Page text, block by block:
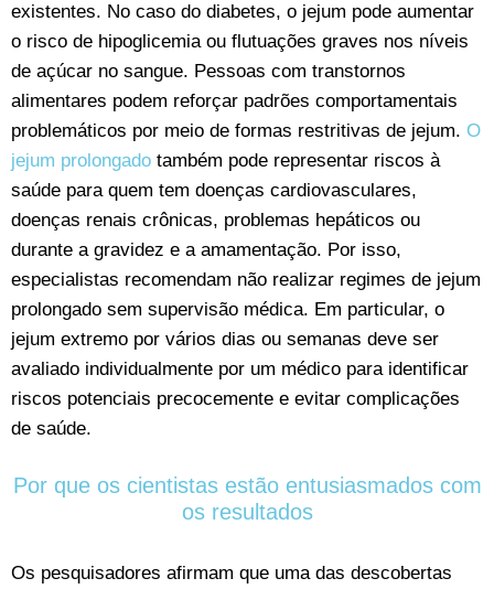
existentes. No caso do diabetes, o jejum pode aumentar
o risco de hipoglicemia ou flutuações graves nos níveis
de açúcar no sangue. Pessoas com transtornos
alimentares podem reforçar padrões comportamentais
problemáticos por meio de formas restritivas de jejum. O
jejum prolongado também pode representar riscos à
saúde para quem tem doenças cardiovasculares,
doenças renais crônicas, problemas hepáticos ou
durante a gravidez e a amamentação. Por isso,
especialistas recomendam não realizar regimes de jejum
prolongado sem supervisão médica. Em particular, o
jejum extremo por vários dias ou semanas deve ser
avaliado individualmente por um médico para identificar
riscos potenciais precocemente e evitar complicações
de saúde.
Por que os cientistas estão entusiasmados com
os resultados
Os pesquisadores afirmam que uma das descobertas